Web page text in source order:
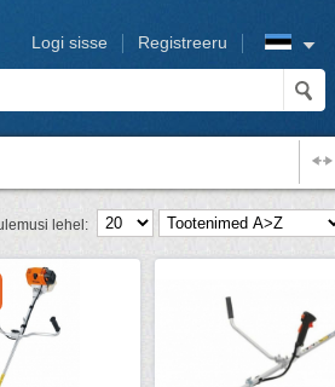
Registreeru
Logi sisse
lehel: